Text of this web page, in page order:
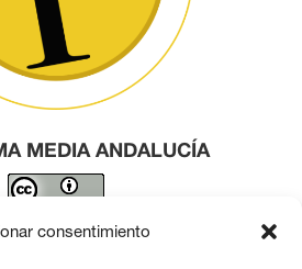
consentimiento
MEDIA ANDALUCÍA
una licencia de Creative Commons